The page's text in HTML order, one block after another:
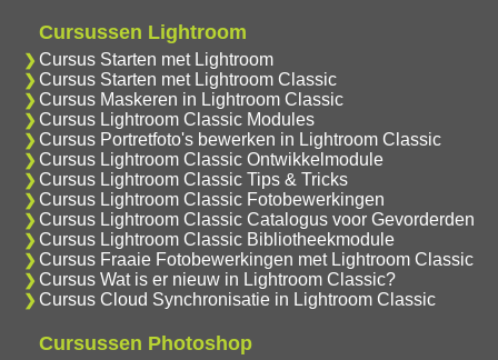
Cursussen Lightroom
Cursus Starten met Lightroom
Cursus Starten met Lightroom Classic
Cursus Maskeren in Lightroom Classic
Cursus Lightroom Classic Modules
Cursus Portretfoto's bewerken in Lightroom Classic
Cursus Lightroom Classic Ontwikkelmodule
Cursus Lightroom Classic Tips & Tricks
Cursus Lightroom Classic Fotobewerkingen
Cursus Lightroom Classic Catalogus voor Gevorderden
Cursus Lightroom Classic Bibliotheekmodule
Cursus Fraaie Fotobewerkingen met Lightroom Classic
Cursus Wat is er nieuw in Lightroom Classic?
Cursus Cloud Synchronisatie in Lightroom Classic
Cursussen Photoshop